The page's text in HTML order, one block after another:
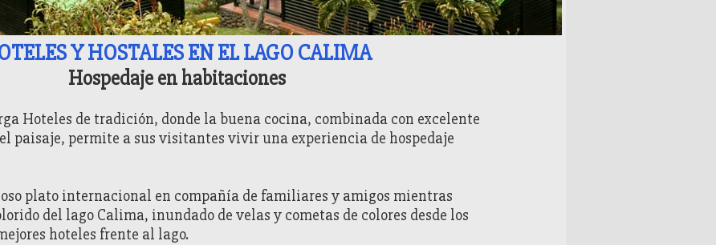
Y HOSTALES EN EL LAGO CALIMA
Hospedaje en habitaciones
Hoteles de tradición, donde la buena cocina, combinada con excelente
paisaje, permite a sus visitantes vivir una experiencia de hospedaje
plato internacional en compañía de familiares y amigos mientras
del lago Calima, inundado de velas y cometas de colores desde los
hoteles frente al lago.